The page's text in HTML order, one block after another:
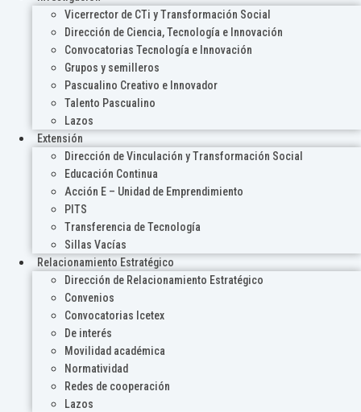
Vicerrector de CTi y Transformación Social
Dirección de Ciencia, Tecnología e Innovación
Convocatorias Tecnología e Innovación
Grupos y semilleros
Pascualino Creativo e Innovador
Talento Pascualino
Lazos
Extensión
Dirección de Vinculación y Transformación Social
Educación Continua
Acción E – Unidad de Emprendimiento
PITS
Transferencia de Tecnología
Sillas Vacías
Relacionamiento Estratégico
Dirección de Relacionamiento Estratégico
Convenios
Convocatorias Icetex
De interés
Movilidad académica
Normatividad
Redes de cooperación
Lazos